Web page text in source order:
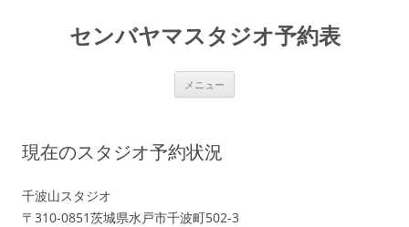
センバヤマスタジオ予約表
メニュー
現在のスタジオ予約状況
千波山スタジオ
〒310-0851茨城県水戸市千波町502-3